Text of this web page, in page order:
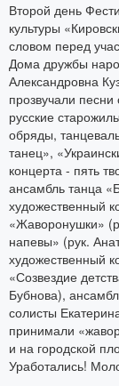
Второй день
культуры
словом перед
Дома дружбы
Александровна
прозвучали
русские
обряды,
танец»,
концерта - пять
ансамбль танца
художественный
«Жаворонушки»
напевы» (рук.
художественный
«Созвездие
Бубнова),
солисты
принимали
и на городской
Уработались!